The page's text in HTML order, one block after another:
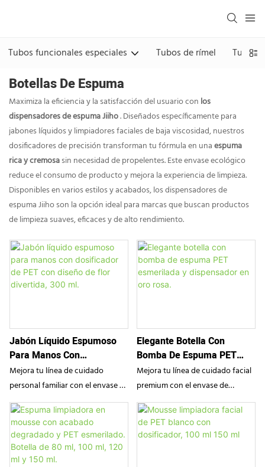
Tubos funcionales especiales Tubos de rímel Tubos
Botellas De Espuma
Maximiza la eficiencia y la satisfacción del usuario con los
dispensadores de espuma Jiiho. Diseñados específicamente para
jabones líquidos y limpiadores faciales de baja viscosidad, nuestros
dosificadores de precisión transforman tu fórmula en unaespuma
rica y cremosasin necesidad de propelentes. Este envase ecológico
reduce el consumo de producto y mejora la experiencia de limpieza.
Disponibles en varios estilos y acabados, los dispensadores de
espuma Jiiho son la opción ideal para marcas que buscan productos
de limpieza suaves, eficaces y de alto rendimiento.
Jabón Líquido Espumoso
Para Manos Con
Dosificador De PET Con
Diseño De Flor Divertida,
Mejora tu línea de cuidado
personal familiar con el envase de
jabón de espuma con forma de
flor de SampoX. Diseñado para
que lavarse las manos sea
divertido para los niños, este
envase de PET de alta calidad
Elegante Botella Con
Bomba De Espuma PET
Esmerilada Y Dispensador
En Oro Rosa.
Mejora tu línea de cuidado facial
premium con el envase de
espuma esmerilado de PET de
SampoX. Combinando un
elegante acabado mate con un